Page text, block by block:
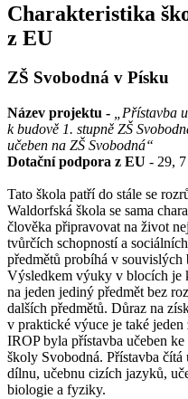
Charakteristika
z EU
ZŠ Svobodná v Písku
Název projektu -
Přístavba
k budově 1. stupně ZŠ
učeben na ZŠ Svobodná“
Dotační podpora z EU - 29,
Tato škola patří do stále se
Waldorfská škola se sama
člověka připravovat na život
tvůrčích schopností a
předmětů probíhá v souvislých
Výsledkem výuky v blocích je
na jeden jediný předmět bez
dalších předmětů. Důraz na
v praktické výuce je také
IROP byla přístavba učeben
školy Svobodná. Přístavba
dílnu, učebnu cizích jazyků,
biologie a fyziky.